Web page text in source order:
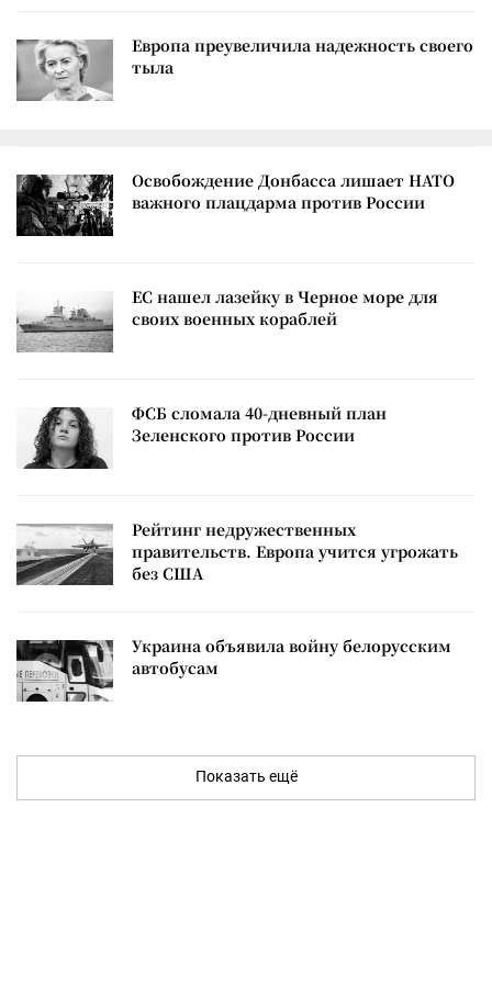
Европа преувеличила надежность своего
тыла
Освобождение Донбасса лишает НАТО
важного плацдарма против России
ЕС нашел лазейку в Черное море для
своих военных кораблей
ФСБ сломала 40-дневный план
Зеленского против России
Рейтинг недружественных
правительств. Европа учится угрожать
без США
Украина объявила войну белорусским
автобусам
Показать ещё